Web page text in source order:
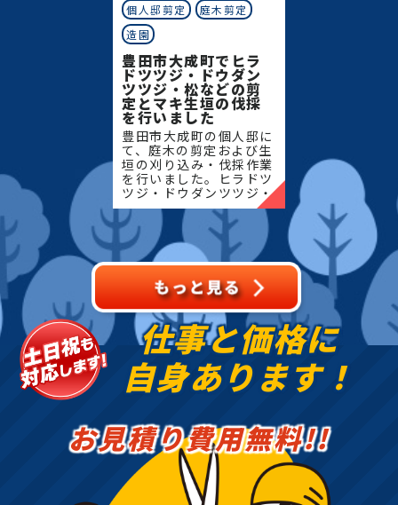
個人邸剪定
庭木剪定
造園
豊田市大成町でヒラ
ドツツジ・ドウダン
ツツジ・松などの剪
定とマキ生垣の伐採
を行いました
豊田市大成町の個人邸に
て、庭木の剪定および生
垣の刈り込み・伐採作業
を行いました。ヒラドツ
ツジ・ドウダンツツジ・
マキの生垣、松、キンモ
クセイなど、地域の住宅
でよく植栽される樹種を
中心に、樹形を整えなが
ら
仕事と価格に
自身あります！
お見積り費用無料!!